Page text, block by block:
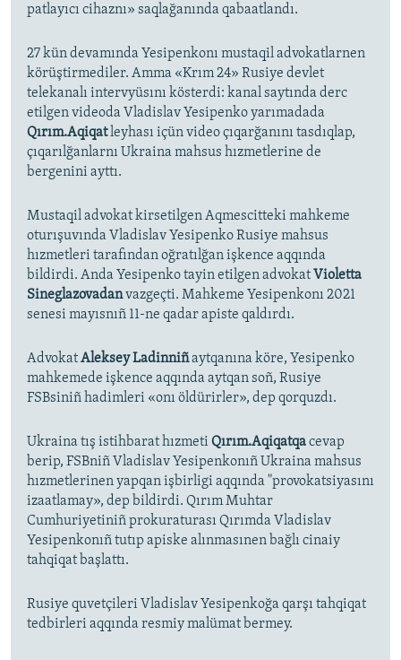
patlayıcı cihaznı» saqlağanında qabaatlandı.
27 kün devamında Yesipenkonı mustaqil advokatlarnen
körüştirmediler. Amma «Krım 24» Rusiye devlet
telekanalı intervyüsını kösterdi: kanal saytında derc
etilgen videoda Vladislav Yesipenko yarımadada
Qırım.Aqiqatleyhası içün video çıqarğanını tasdıqlap,
çıqarılğanlarnı Ukraina mahsus hızmetlerine de
bergenini ayttı.
Mustaqil advokat kirsetilgen Aqmescitteki mahkeme
oturışuvında Vladislav Yesipenko Rusiye mahsus
hızmetleri tarafından oğratılğan işkence aqqında
bildirdi. Anda Yesipenko tayin etilgen advokat Violetta
Sineglazovadanvazgeçti. Mahkeme Yesipenkonı 2021
senesi mayısnıñ 11-ne qadar apiste qaldırdı.
AdvokatAleksey Ladinniñaytqanına köre, Yesipenko
mahkemede işkence aqqında aytqan soñ, Rusiye
FSBsiniñ hadimleri «onı öldürirler», dep qorquzdı.
Ukraina tış istihbarat hızmeti Qırım.Aqiqatqacevap
berip, FSBniñ Vladislav Yesipenkonıñ Ukraina mahsus
hızmetlerinen yapqan işbirligi aqqında "provokatsiyasını
izaatlamay», dep bildirdi. Qırım Muhtar
Cumhuriyetiniñ prokuraturası Qırımda Vladislav
Yesipenkonıñ tutıp apiske alınmasınen bağlı cinaiy
tahqiqat başlattı.
Rusiye quvetçileri Vladislav Yesipenkoğa qarşı tahqiqat
tedbirleri aqqında resmiy malümat bermey.